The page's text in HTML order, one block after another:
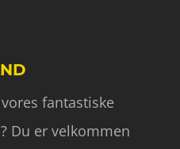
fantastiske
Du er velkommen